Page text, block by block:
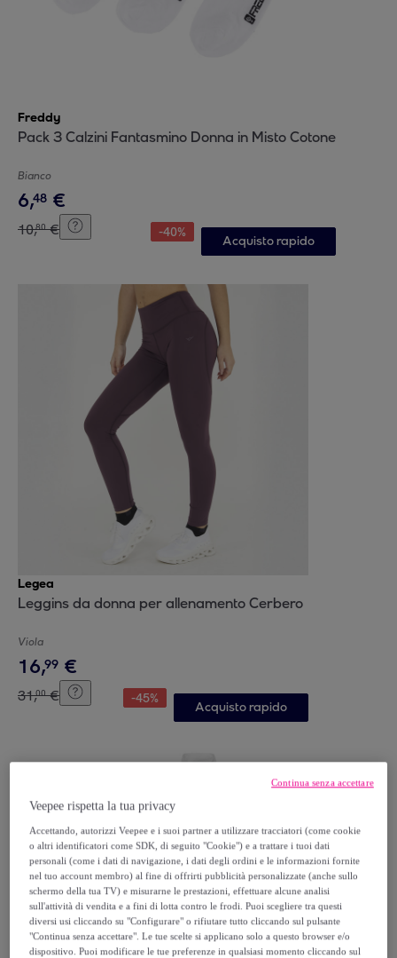
Freddy
Pack 3 Calzini Fantasmino Donna in Misto Cotone
Bianco
6,48 €
10,80 € -40%
Acquisto rapido
Legea
Leggins da donna per allenamento Cerbero
Viola
16,99 €
31,00 € -45%
Acquisto rapido
Veepee rispetta la tua privacy
Accettando, autorizzi Veepee e i suoi partner a utilizzare tracciatori (come cookie
o altri identificatori come SDK, di seguito "Cookie") e a trattare i tuoi dati
personali (come i dati di navigazione, i dati degli ordini e le informazioni fornite
nel tuo account membro) al fine di offrirti pubblicità personalizzate (anche sullo
schermo della tua TV) e misurarne le prestazioni, effettuare alcune analisi
sull'attività di vendita e a fini di lotta contro le frodi. Puoi scegliere tra questi
diversi usi cliccando su "Configurare" o rifiutare tutto cliccando sul pulsante
"Continua senza accettare". Le tue scelte si applicano solo a questo browser e/o
dispositivo. Puoi modificare le tue preferenze in qualsiasi momento cliccando sul
Continua senza accettare